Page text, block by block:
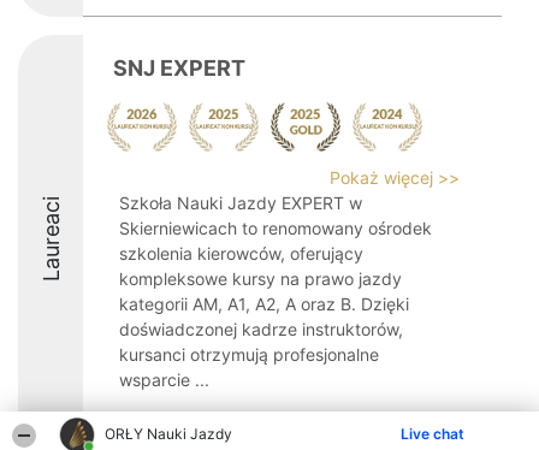
ORŁY Nauki Jazdy Live chat
Laureaci
SNJ EXPERT
Pokaż więcej >>
Szkoła Nauki Jazdy EXPERT w
Skierniewicach to renomowany ośrodek
szkolenia kierowców, oferujący
kompleksowe kursy na prawo jazdy
kategorii AM, A1, A2, A oraz B. Dzięki
doświadczonej kadrze instruktorów,
kursanci otrzymują profesjonalne
wsparcie ...
10